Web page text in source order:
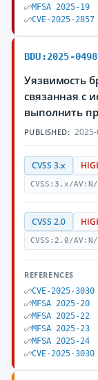
MFSA 2025-19
CVE-2025-2857
BDU:2025-
Уязвимость
связанная с
выполнить
PUBLISHED:
CVSS 3.x
CVSS:3.x/
CVSS 2.0
CVSS:2.0/
REFERENCES
CVE-2025-3030
MFSA 2025-20
MFSA 2025-22
MFSA 2025-23
MFSA 2025-24
CVE-2025-3030